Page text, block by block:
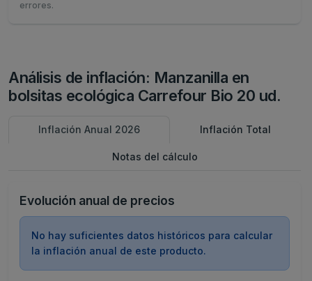
errores.
Análisis de inflación: Manzanilla en
bolsitas ecológica Carrefour Bio 20 ud.
Inflación Anual 2026 Inflación Total
Notas del cálculo
Evolución anual de precios
No hay suficientes datos históricos para calcular
la inflación anual de este producto.